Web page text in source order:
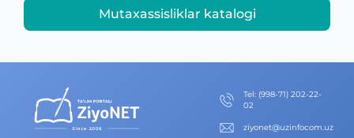
Mutaxassisliklar katalogi
Теl: (998-71) 202-22-
02
ziyonet@uzinfocom.uz